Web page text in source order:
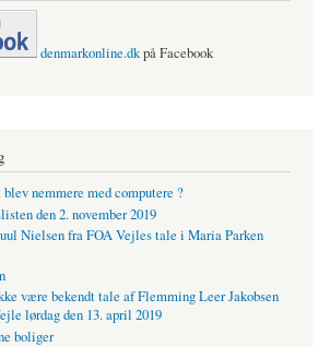
denmarkonline.dkpå Facebook
nemmere med computere ?
den 2. november 2019
Nielsen fra FOA Vejles tale i Maria Parken
være bekendt tale af Flemming Leer Jakobsen
lørdag den 13. april 2019
boliger